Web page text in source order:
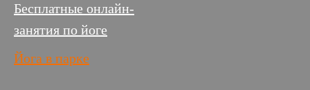
Бесплатные онлайн-
занятия по йоге
Йога в парке